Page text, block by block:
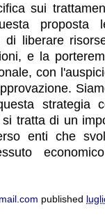
sui
proposta
di liberare
e la
con
strategia
tratta di un
enti che
published